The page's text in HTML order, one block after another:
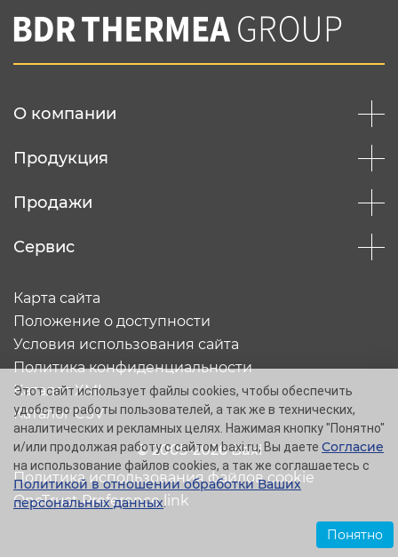
Вы соглашаетесь с нашей политикой
конфеденциальности
О компании
Продукция
Продажи
Сервис
© 2005-2026 Baxi
Карта сайта
Положение о доступности
Условия использования сайта
Политика конфиденциальности
Каталог XML
Каталог CSV
Политика использования файлов cookie
OneTrust Preference link
Этот сайт использует файлы cookies, чтобы обеспечить
удобство работы пользователей, а так же в технических,
аналитических и рекламных целях. Нажимая кнопку "Понятно"
и/или продолжая работу с сайтом baxi.ru, Вы даете Согласие
на использование файлов cookies, а так же соглашаетесь с
Политикой в отношении обработки Ваших
персональных данных.
Понятно